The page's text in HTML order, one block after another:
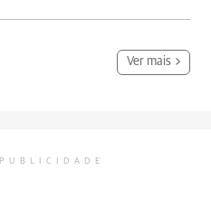
Ver mais
PUBLICIDADE